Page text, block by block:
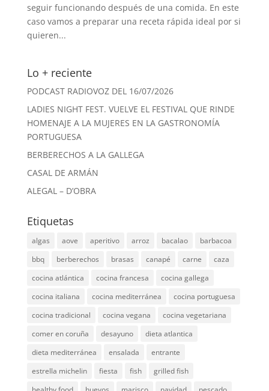
seguir funcionando después de una comida. En este
caso vamos a preparar una receta rápida ideal por si
quieren...
Lo + reciente
PODCAST RADIOVOZ DEL 16/07/2026
LADIES NIGHT FEST. VUELVE EL FESTIVAL QUE RINDE
HOMENAJE A LA MUJERES EN LA GASTRONOMÍA
PORTUGUESA
BERBERECHOS A LA GALLEGA
CASAL DE ARMÁN
ALEGAL – D’OBRA
Etiquetas
algas aove aperitivo arroz bacalao
barbacoa
bbq
berberechos brasas canapé carne
caza
cocina atlántica
cocina francesa
cocina gallega
cocina italiana
cocina mediterránea
cocina portuguesa
cocina tradicional
cocina vegana
cocina vegetariana
comer en coruña
desayuno
dieta atlantica
dieta mediterránea
ensalada
entrante
estrella michelin
fiesta fish
grilled fish